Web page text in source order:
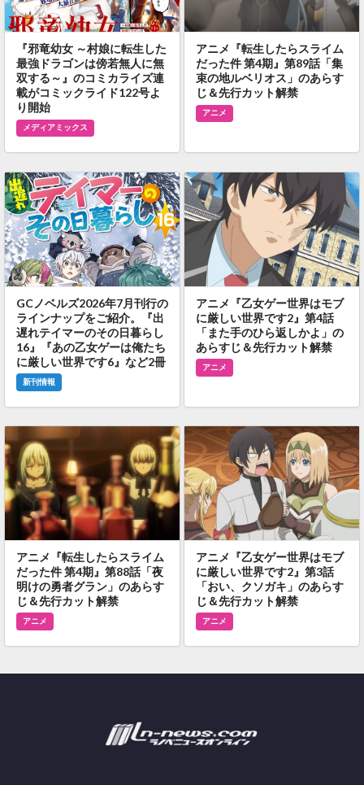
『邪竜幼女 ～村娘に転生した
最強ドラゴンは傍若無人に無
双する～』のコミカライズ連
載がコミックライド122号よ
り開始
メディアミックス
アニメ『転生したらスライム
だった件 第4期』第89話「集
束の地ルベリオス」のあらす
じ＆先行カット解禁
アニメ
GCノベルズ2026年7月刊行の
ラインナップをご紹介。『出
遅れテイマーのその日暮らし
16』『あの乙女ゲーは俺たち
に厳しい世界です6』など2冊
新刊情報
アニメ『乙女ゲー世界はモブ
に厳しい世界です2』第4話
「また手のひら返しかよ」の
あらすじ＆先行カット解禁
アニメ
アニメ『転生したらスライム
だった件 第4期』第88話「夜
明けの勇者グラン」のあらす
じ＆先行カット解禁
アニメ
アニメ『乙女ゲー世界はモブ
に厳しい世界です2』第3話
「おい、クソガキ」のあらす
じ＆先行カット解禁
アニメ